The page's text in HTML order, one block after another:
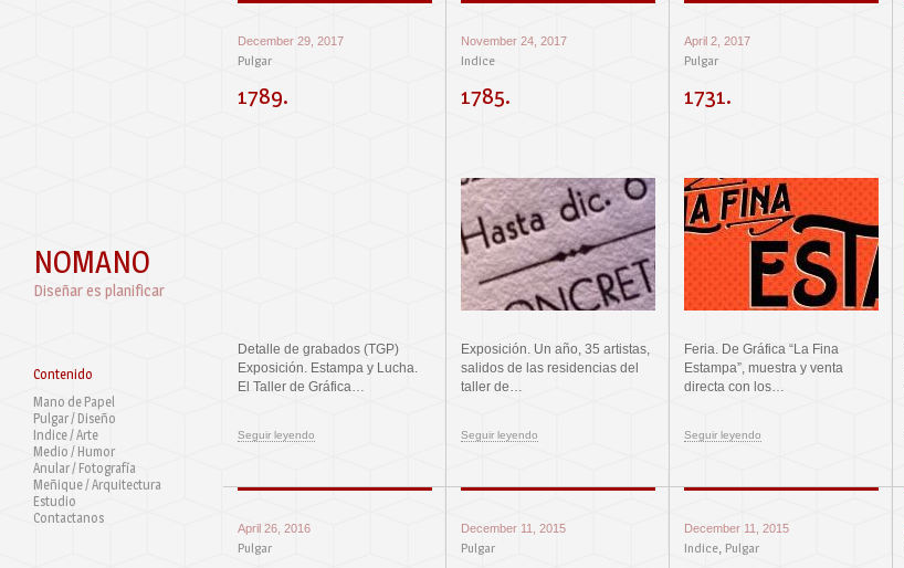
NOMANO
Diseñar es planificar
Contenido
Mano de Papel
Pulgar / Diseño
Indice / Arte
Medio / Humor
Anular / Fotografía
Meñique / Arquitectura
Estudio
Contactanos
December 29, 2017
Pulgar
1789.
Detalle de grabados (TGP)
Exposición. Estampa y Lucha.
El Taller de Gráfica…
Seguir leyendo
November 24, 2017
Indice
1785.
Exposición. Un año, 35 artistas,
salidos de las residencias del
taller de…
Seguir leyendo
April 2, 2017
Pulgar
1731.
Feria. De Gráfica “La Fina
Estampa”, muestra y venta
directa con los…
Seguir leyendo
April 26, 2016
Pulgar
December 11, 2015
Pulgar
December 11, 2015
Indice Pulgar